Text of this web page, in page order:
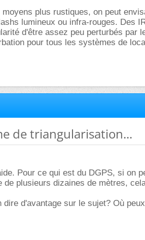
moyens plus rustiques, on peut
lumineux ou infra-rouges. Des
d'être assez peu perturbés par
pour tous les systèmes de
de triangularisation...
Pour ce qui est du DGPS, si on
de plusieurs dizaines de mètres,
dire d'avantage sur le sujet? Où